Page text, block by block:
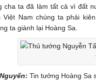
cha ta đã làm tất cả vì đất
Việt Nam chúng ta phải
ta giành lại Hoàng Sa.
Tin tưởng Hoàng Sa